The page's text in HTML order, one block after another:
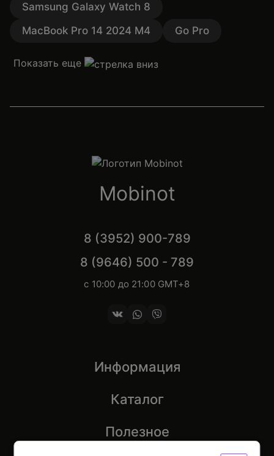
Samsung Galaxy Watch 8
MacBook Pro 14 2024 M4
Go Pro
Показать еще
Mobinot
8 (3952) 900-789
8 (9646) 500 - 789
с 10:00 до 21:00 GMT+8
Информация
Каталог
Полезное